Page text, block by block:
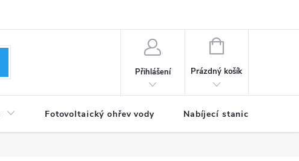
Přihlášení
NÁKUPNÍ
Prázdný košík
Fotovoltaický ohřev vody Nabíjecí stanice